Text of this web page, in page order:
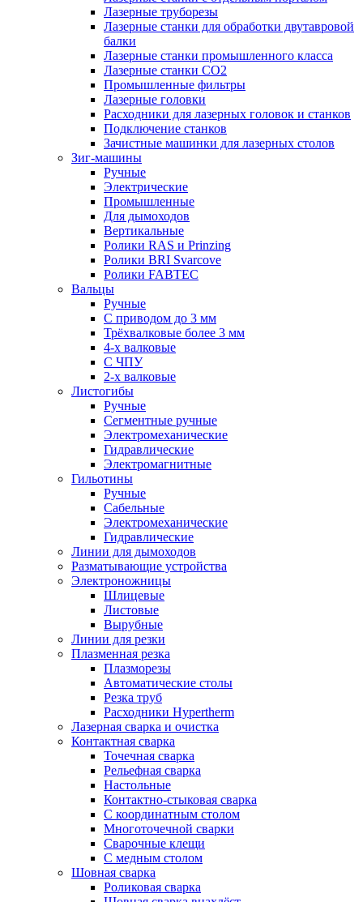
Лазерные труборезы
Лазерные станки для обработки двутавровой
балки
Лазерные станки промышленного класса
Лазерные станки CO2
Промышленные фильтры
Лазерные головки
Расходники для лазерных головок и станков
Подключение станков
Зачистные машинки для лазерных столов
Зиг-машины
Ручные
Электрические
Промышленные
Для дымоходов
Вертикальные
Ролики RAS и Prinzing
Ролики BRI Svarcove
Ролики FABTEC
Вальцы
Ручные
С приводом до 3 мм
Трёхвалковые более 3 мм
4-х валковые
С ЧПУ
2-х валковые
Листогибы
Ручные
Сегментные ручные
Электромеханические
Гидравлические
Электромагнитные
Гильотины
Ручные
Сабельные
Электромеханические
Гидравлические
Линии для дымоходов
Разматывающие устройства
Электроножницы
Шлицевые
Листовые
Вырубные
Линии для резки
Плазменная резка
Плазморезы
Автоматические столы
Резка труб
Расходники Hypertherm
Лазерная сварка и очистка
Контактная сварка
Точечная сварка
Рельефная сварка
Настольные
Контактно-стыковая сварка
С координатным столом
Многоточечной сварки
Сварочные клещи
С медным столом
Шовная сварка
Роликовая сварка